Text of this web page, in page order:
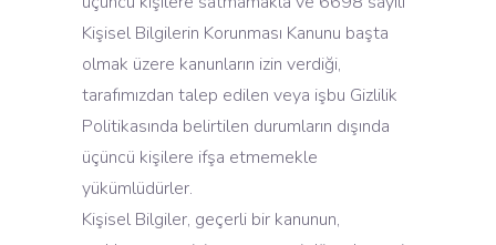
Kişisel Bilgilerin Korunması Kanunu başta
olmak üzere kanunların izin verdiği,
tarafımızdan talep edilen veya işbu Gizlilik
Politikasında belirtilen durumların dışında
üçüncü kişilere ifşa etmemekle
yükümlüdürler.
Kişisel Bilgiler, geçerli bir kanunun,